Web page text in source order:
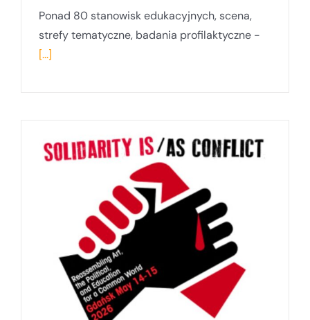
Ponad 80 stanowisk edukacyjnych, scena,
strefy tematyczne, badania profilaktyczne -
[...]